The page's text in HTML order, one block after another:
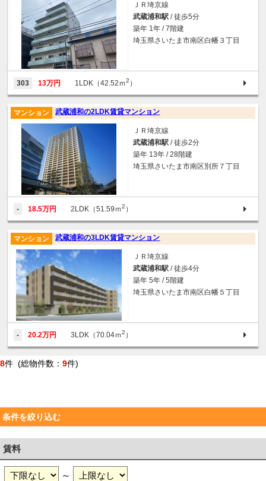
ＪＲ埼京線
武蔵浦和駅 / 徒歩5分
築年 1年 / 7階建
埼玉県さいたま市南区白幡３丁目
303 13万円 1LDK（42.52ｍ2 ）
武蔵浦和の2LDK賃貸マンション
マンション
ＪＲ埼京線
武蔵浦和駅 / 徒歩2分
築年 13年 / 28階建
埼玉県さいたま市南区別所７丁目
- 18.5万円 2LDK（51.59ｍ2 ）
武蔵浦和の3LDK賃貸マンション
マンション
ＪＲ埼京線
武蔵浦和駅 / 徒歩4分
築年 5年 / 5階建
埼玉県さいたま市南区白幡５丁目
- 20.2万円 3LDK（70.04ｍ2 ）
8件 (総物件数： 9件)
条件を絞り込む
賃料
～